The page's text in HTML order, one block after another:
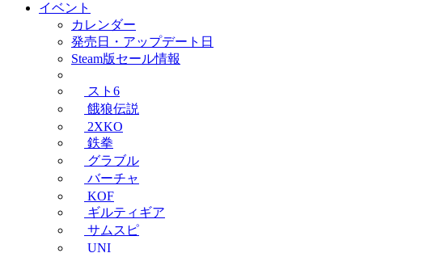
イベント
カレンダー
発売日・アップデート日
Steam版セール情報
スト6
餓狼伝説
2XKO
鉄拳
グラブル
バーチャ
KOF
ギルティギア
サムスピ
UNI